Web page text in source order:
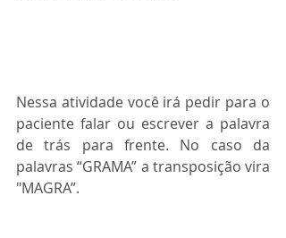
Nessa atividade você irá pedir para o
paciente falar ou escrever a palavra
de trás para frente. No caso da
palavras “GRAMA” a transposição vira
"MAGRA”.